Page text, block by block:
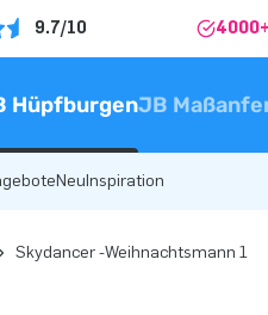
9.7/10
HüpfburgenJB
NeuInspiration
Skydancer -Weihnachtsmann 1